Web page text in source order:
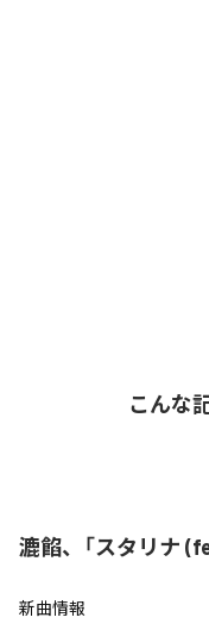
こんな
漉餡、「スタリナ
新曲情報